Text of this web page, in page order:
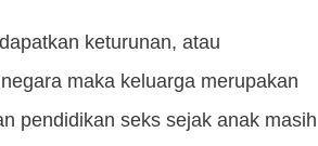
keturunan, atau
maka keluarga merupakan
pendidikan seks sejak anak masih